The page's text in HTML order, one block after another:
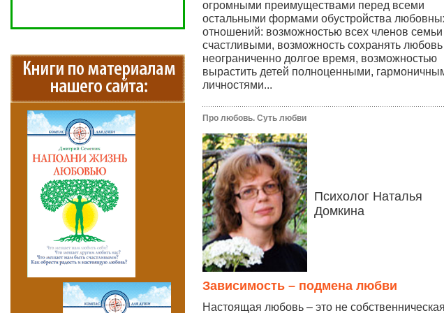
огромными преимуществами перед всеми
остальными формами обустройства
отношений: возможностью всех членов
счастливыми, возможность сохранять любовь
неограниченно долгое время, возможностью
вырастить детей полноценными,
личностями...
Про любовь. Суть любви
Психолог Наталья
Домкина
Зависимость – подмена любви
Настоящая любовь – это не собственническая